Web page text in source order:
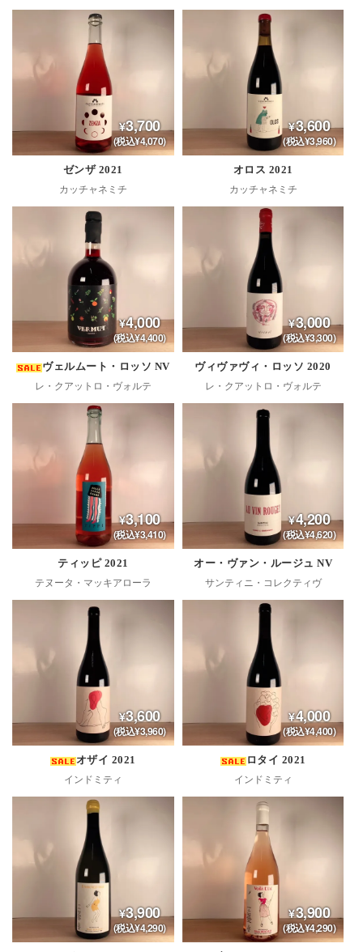
3,700
(税込¥4,070)
ゼンザ 2021
カッチャネミチ
3,600
(税込¥3,960)
オロス 2021
カッチャネミチ
4,000
(税込¥4,400)
ヴェルムート・ロッソ NV
レ・クアットロ・ヴォルテ
3,000
(税込¥3,300)
ヴィヴァヴィ・ロッソ 2020
レ・クアットロ・ヴォルテ
3,100
(税込¥3,410)
ティッピ 2021
テヌータ・マッキアローラ
4,200
(税込¥4,620)
オー・ヴァン・ルージュ NV
サンティニ・コレクティヴ
3,600
(税込¥3,960)
オザイ 2021
インドミティ
4,000
(税込¥4,400)
ロタイ 2021
インドミティ
3,900
(税込¥4,290)
3,900
(税込¥4,290)